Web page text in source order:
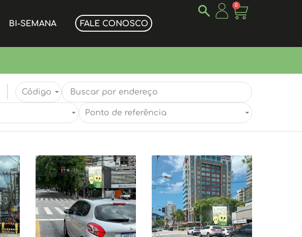
BI-SEMANA FALE CONOSCO
0
Código
Ponto de referência